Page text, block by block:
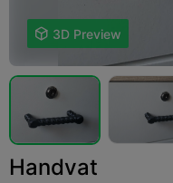
 3D Preview
Handvat